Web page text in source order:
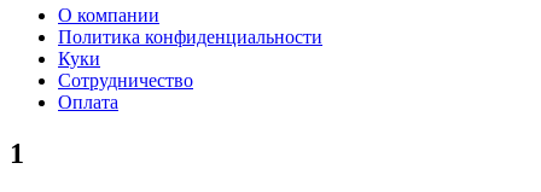
О компании
Политика конфиденциальности
Куки
Сотрудничество
Оплата
1